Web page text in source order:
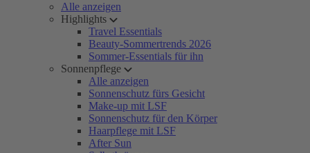
Alle anzeigen
Highlights
Travel Essentials
Beauty-Sommertrends 2026
Sommer-Essentials für ihn
Sonnenpflege
Alle anzeigen
Sonnenschutz fürs Gesicht
Make-up mit LSF
Sonnenschutz für den Körper
Haarpflege mit LSF
After Sun